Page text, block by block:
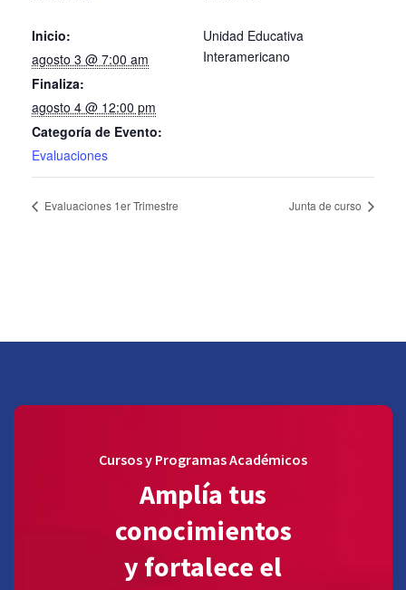
Inicio:
agosto 3 @ 7:00 am
Finaliza:
agosto 4 @ 12:00 pm
Categoría de Evento:
Evaluaciones
Unidad Educativa
Interamericano
Evaluaciones 1er Trimestre Junta de curso
Cursos y Programas Académicos
Amplía tus
conocimientos
y fortalece el